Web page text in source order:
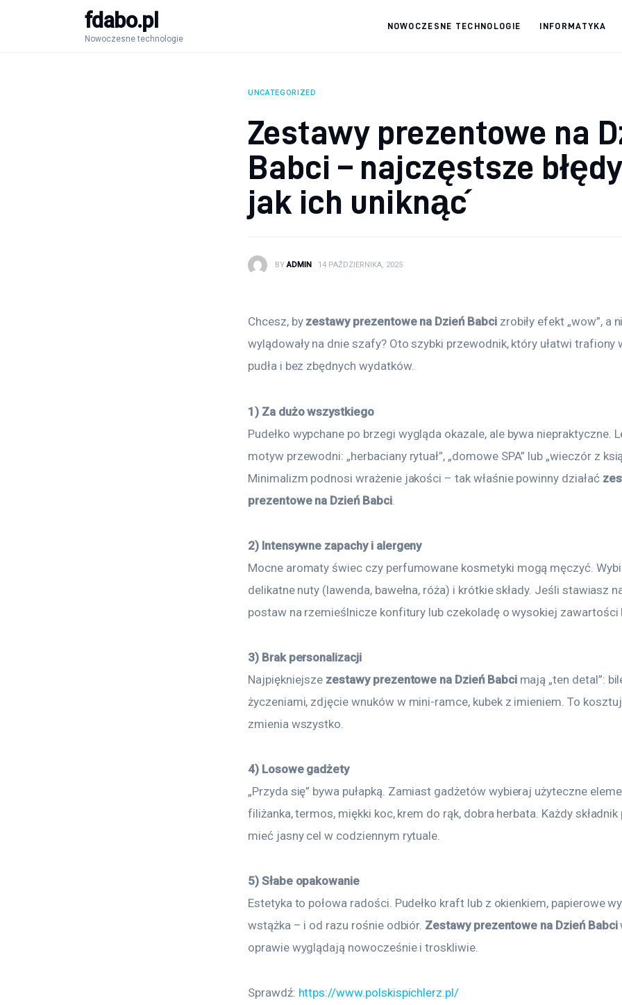
fdabo.pl
Nowoczesne technologie
NOWOCZESNE TECHNOLOGIE INFORMATYKA
Nowoczesne technologie
UNCATEGORIZED
Zestawy prezentowe na
Babci – najczęstsze
jak ich uniknąć
BY ADMIN 14 PAŹDZIERNIKA, 2025
Chcesz, by zestawy prezentowe na Dzień Babci zrobiły efekt „wow”, a
wylądowały na dnie szafy? Oto szybki przewodnik, który ułatwi
pudła i bez zbędnych wydatków.
1) Za dużo wszystkiego
Pudełko wypchane po brzegi wygląda okazale, ale bywa niepraktyczne.
motyw przewodni: „herbaciany rytuał”, „domowe SPA” lub „wieczór z
Minimalizm podnosi wrażenie jakości – tak właśnie powinny działać
prezentowe na Dzień Babci.
2) Intensywne zapachy i alergeny
Mocne aromaty świec czy perfumowane kosmetyki mogą męczyć.
delikatne nuty (lawenda, bawełna, róża) i krótkie składy. Jeśli stawiasz
postaw na rzemieślnicze konfitury lub czekoladę o wysokiej zawartości
3) Brak personalizacji
Najpiękniejsze zestawy prezentowe na Dzień Babci mają „ten detal”:
życzeniami, zdjęcie wnuków w mini-ramce, kubek z imieniem. To
zmienia wszystko.
4) Losowe gadżety
„Przyda się” bywa pułapką. Zamiast gadżetów wybieraj użyteczne
filiżanka, termos, miękki koc, krem do rąk, dobra herbata. Każdy
mieć jasny cel w codziennym rytuale.
5) Słabe opakowanie
Estetyka to połowa radości. Pudełko kraft lub z okienkiem, papierowe
wstążka – i od razu rośnie odbiór. Zestawy prezentowe na Dzień Babci
oprawie wyglądają nowocześnie i troskliwie.
Sprawdź: https://www.polskispichlerz.pl/